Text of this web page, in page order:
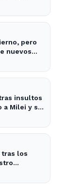
pero
nuevos
insultos
a Milei y su
tras los